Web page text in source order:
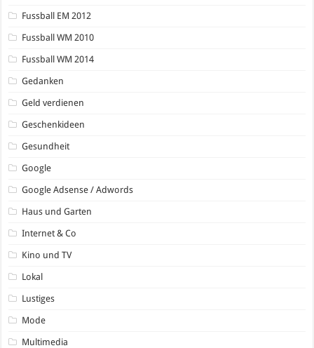
Fussball EM 2012
Fussball WM 2010
Fussball WM 2014
Gedanken
Geld verdienen
Geschenkideen
Gesundheit
Google
Google Adsense / Adwords
Haus und Garten
Internet & Co
Kino und TV
Lokal
Lustiges
Mode
Multimedia